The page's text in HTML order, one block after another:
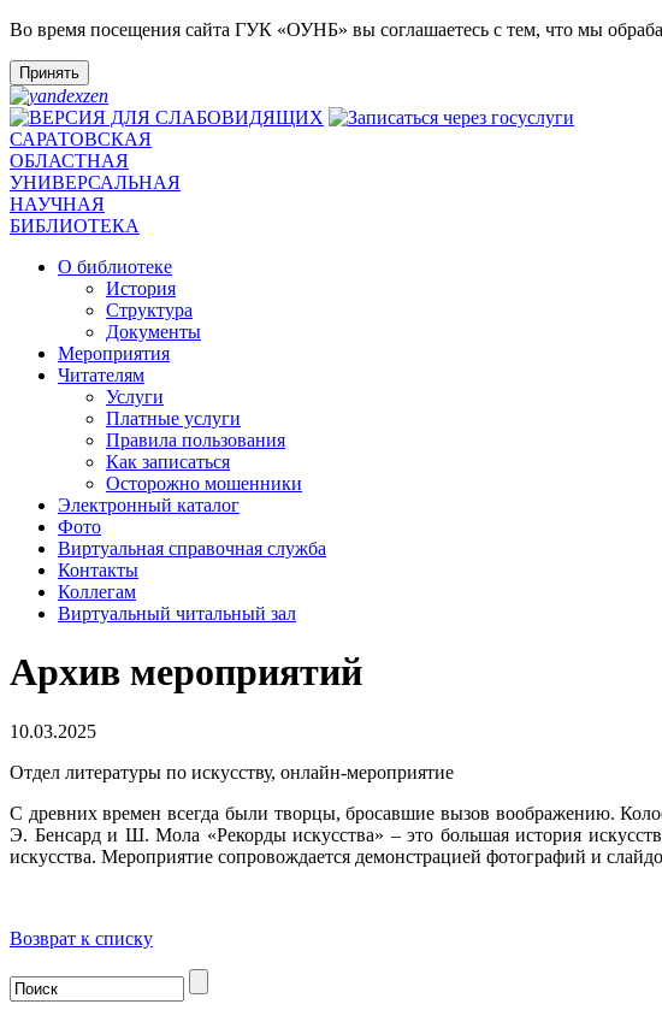
Во время посещения сайта ГУК «ОУНБ» вы соглашаетесь с тем, что мы
Принять
САРАТОВСКАЯ
ОБЛАСТНАЯ
УНИВЕРСАЛЬНАЯ
НАУЧНАЯ
БИБЛИОТЕКА
О библиотеке
История
Структура
Документы
Мероприятия
Читателям
Услуги
Платные услуги
Правила пользования
Как записаться
Осторожно мошенники
Электронный каталог
Фото
Виртуальная справочная служба
Контакты
Коллегам
Виртуальный читальный зал
Архив мероприятий
10.03.2025
Отдел литературы по искусству, онлайн-мероприятие
С древних времен всегда были творцы, бросавшие вызов воображению.
Э. Бенсард и Ш. Мола «Рекорды искусства» – это большая история
искусства. Мероприятие сопровождается демонстрацией фотографий и
Возврат к списку